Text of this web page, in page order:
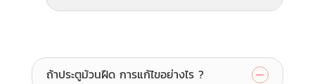
ถ้าประตูม้วนฝืด การแก้ไขอย่างไร ?